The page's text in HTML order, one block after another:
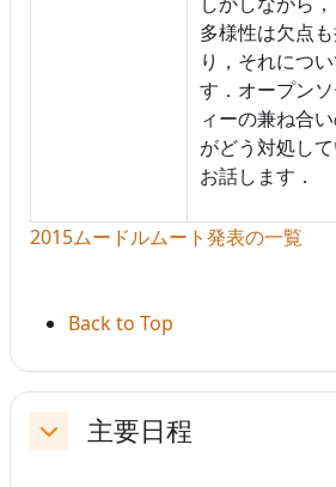
多様性は欠点
り，それにつ
す．オープン
ィーの兼ね合
がどう対処し
お話します．
2015ムードルムート発表の一覧
Back to Top
折りたたむ主要日程